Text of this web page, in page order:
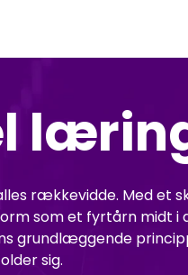
rækkevidde. Med et
som et fyrtårn midt i
grundlæggende
sig.